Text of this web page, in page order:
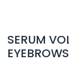
SERUM
EYEBROWS